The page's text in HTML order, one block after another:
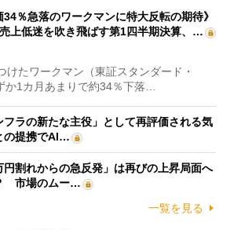
34％急落のワークマンに特大反転の期待》
上低迷を吹き飛ばす第1四半期決算、…
たワークマン（東証スタンダード・
か1カ月あまりで約34％下落…
ラの新たな主役」として再評価される気
の提携でAI…
円割れからの急反発」は再びの上昇局面へ
市場のムー…
一覧を見る